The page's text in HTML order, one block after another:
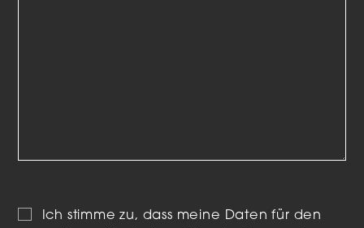
Ich stimme zu, dass meine Daten für den